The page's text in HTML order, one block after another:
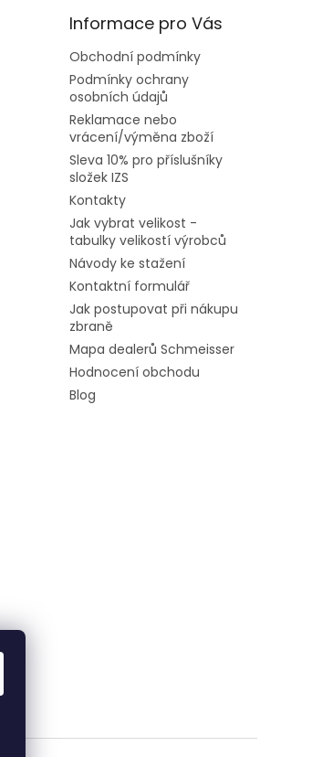
Informace pro Vás
Obchodní podmínky
Podmínky ochrany
osobních údajů
Reklamace nebo
vrácení/výměna zboží
Sleva 10% pro příslušníky
složek IZS
Kontakty
Jak vybrat velikost -
tabulky velikostí výrobců
Návody ke stažení
Kontaktní formulář
Jak postupovat při nákupu
zbraně
Mapa dealerů Schmeisser
Hodnocení obchodu
Blog